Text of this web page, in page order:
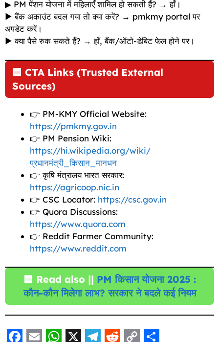
▶ PM पेंशन योजना में महिलाएँ शामिल हो सकती हैं? → हाँ।
▶ बैंक अकाउंट बदल गया तो क्या करें? → pmkmy portal पर
अपडेट करें।
▶ क्या पैसे रुक सकते हैं? → हाँ, बैंक/ऑटो-डेबिट फेल होने पर।
🟦 CTA Links (Trusted External
Sources)
👉 PM-KMY Official Website:
https://pmkmy.gov.in
👉 PM Pension Wiki:
https://hi.wikipedia.org/wiki/
प्रधानमंत्री_किसान_मानधन
👉 कृषि मंत्रालय भारत सरकार:
https://agricoop.nic.in
👉 CSC Locator: https://csc.gov.in
👉 Quora Discussions:
https://www.quora.com
👉 Reddit Farmer Community:
https://www.reddit.com
🟦 Read also || PM किसान योजना 2025 :
कौन-कौन मिलेगा लाभ? सरकार ने बदले कई नियम